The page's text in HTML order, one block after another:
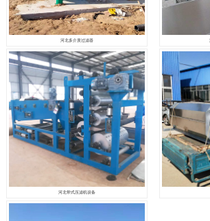
河北多介质过滤器
河北带式压滤机设备